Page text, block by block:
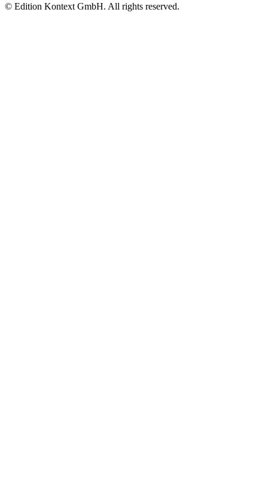
© Edition Kontext GmbH. All rights reserved.